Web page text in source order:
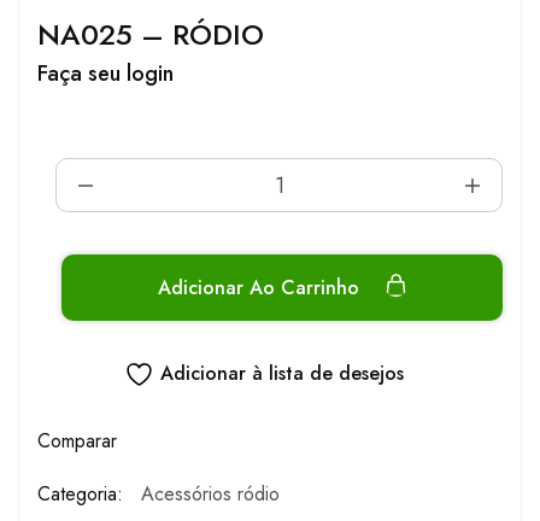
NA025 – RÓDIO
Faça seu login
Adicionar Ao Carrinho
Adicionar à lista de desejos
Comparar
Categoria:
Acessórios ródio